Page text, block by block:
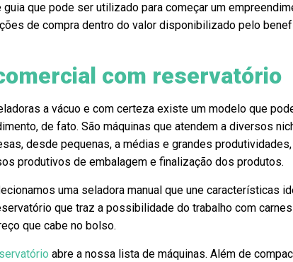
que pode ser utilizado para começar um
de compra dentro do valor disponibilizado pelo
com reservatório
a vácuo e com certeza existe um modelo que
de fato. São máquinas que atendem a diversos
desde pequenas, a médias e grandes
produtivos de embalagem e finalização dos produtos.
uma seladora manual que une características
que traz a possibilidade do trabalho com carnes
que cabe no bolso.
abre a nossa lista de máquinas. Além de